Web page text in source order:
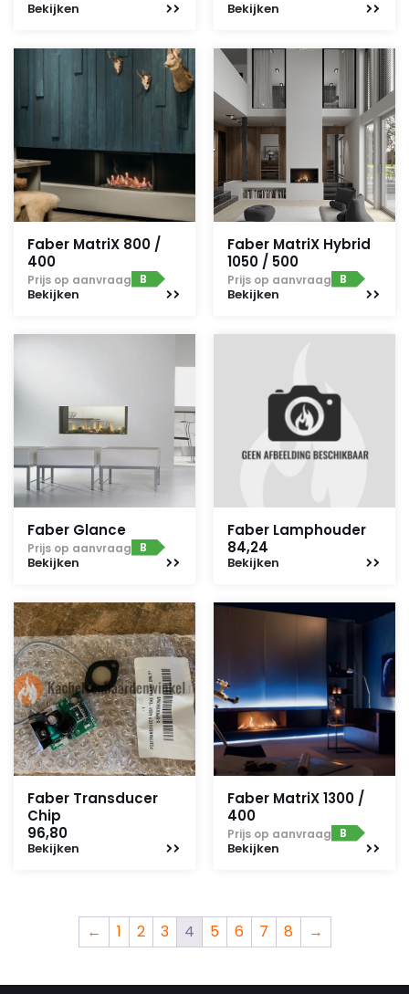
Bekijken Bekijken
Faber MatriX 800 /
400
Prijs op aanvraag B
Bekijken
Faber MatriX Hybrid
1050 / 500
Prijs op aanvraag B
Bekijken
Faber Glance
Prijs op aanvraag B
Bekijken
Faber Lamphouder
84,24
Bekijken
Faber Transducer
Chip
96,80
Bekijken
Faber MatriX 1300 /
400
Prijs op aanvraag B
Bekijken
← 1 2 3 4 5 6 7 8 →